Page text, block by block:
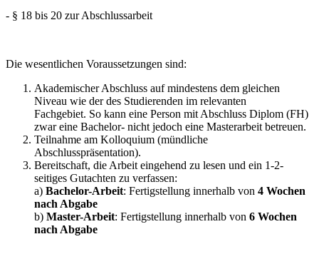
- § 18 bis 20 zur Abschlussarbeit
Die wesentlichen Voraussetzungen sind:
Akademischer Abschluss auf mindestens dem gleichen
Niveau wie der des Studierenden im relevanten
Fachgebiet. So kann eine Person mit Abschluss Diplom (FH)
zwar eine Bachelor- nicht jedoch eine Masterarbeit betreuen.
Teilnahme am Kolloquium (mündliche
Abschlusspräsentation).
Bereitschaft, die Arbeit eingehend zu lesen und ein 1-2-
seitiges Gutachten zu verfassen:
a) Bachelor-Arbeit: Fertigstellung innerhalb von 4 Wochen
nach Abgabe
b) Master-Arbeit: Fertigstellung innerhalb von 6 Wochen
nach Abgabe